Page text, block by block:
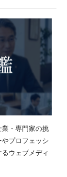
業・専門家の挑
プロフェッシ
ウェブメディ